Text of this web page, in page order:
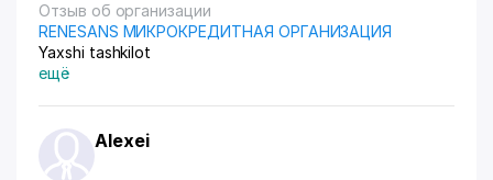
Отзыв об организации
RENESANS МИКРОКРЕДИТНАЯ ОРГАНИЗАЦИЯ
Yaxshi tashkilot
ещё
Alexei